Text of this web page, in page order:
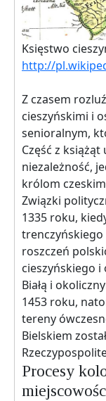
Księstwo
http://
Z czasem
cieszyńskimi i
senioralnym,
Część z książąt
niezależność,
królom
Związki
1335 roku,
trenczyńskiego
roszczeń
cieszyńskiego
Białą i
1453 roku,
tereny
Bielskiem
Procesy